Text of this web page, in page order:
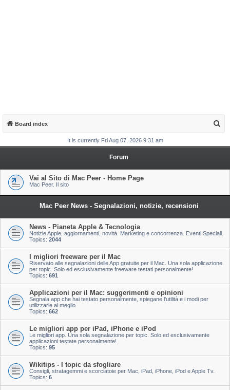
Board index
a
It is currently Fri Aug 07, 2026 9:31 am
Forum
Vai al Sito di Mac Peer - Home Page
Mac Peer. Il sito
Mac Peer News - Segnalazioni, notizie, recensioni
News - Pianeta Apple & Tecnologia
Notizie Apple, aggiornamenti, novità. Marketing e concorrenza. Eventi Speciali.
Topics: 2044
I migliori freeware per il Mac
Riservato alle segnalazioni delle App gratuite per il Mac. Una sola applicazione
per topic. Solo ed esclusivamente freeware testati personalmente!
Topics: 691
Applicazioni per il Mac: suggerimenti e opinioni
Segnala app che hai testato personalmente, spiegane l'utilità e i modi per
utilizzarle al meglio.
Topics: 662
Le migliori app per iPad, iPhone e iPod
Le migliori app. Una sola segnalazione per topic. Solo ed esclusivamente
applicazioni testate personalmente!
Topics: 95
Wikitips - I topic da sfogliare
Consigli, stratagemmi e scorciatoie per Mac, iPad, iPhone, iPod e Apple Tv.
Topics: 6